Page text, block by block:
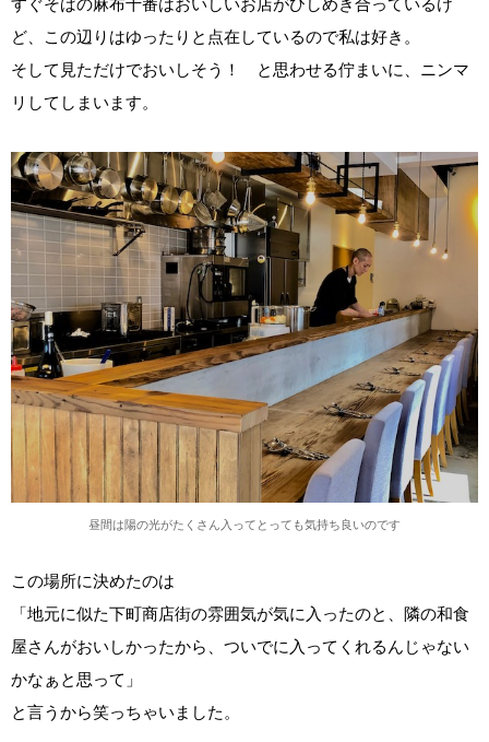
ど、この辺りはゆったりと点在しているので私は好き。
そして見ただけでおいしそう！ と思わせる佇まいに、ニンマ
リしてしまいます。
昼間は陽の光がたくさん入ってとっても気持ち良いのです
この場所に決めたのは
「地元に似た下町商店街の雰囲気が気に入ったのと、隣の和食
屋さんがおいしかったから、ついでに入ってくれるんじゃない
かなぁと思って」
と言うから笑っちゃいました。